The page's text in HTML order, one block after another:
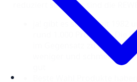
reduziert sind. Das sind die
ja! gibt es schon seit 1982
rund 1.000 Produkte. Die
im Gegensatz zu
weniger und schmeckt in